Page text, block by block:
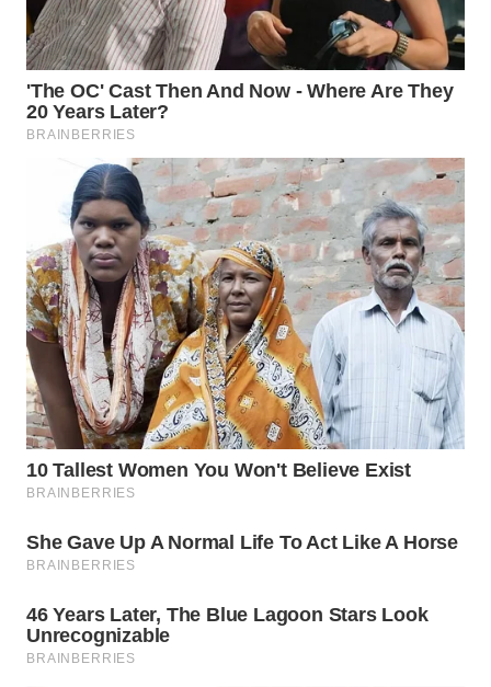
SULUT
WN
MALUKU
MALUT
WN
DAIRI
WN
DANAU
TOBA
WN
NIAS
WN
SELATAN